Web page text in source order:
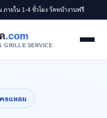
ภายใน 1-4 ชั่วโมง วัดหน้างานฟรี
.com
GRILLE SERVICE
อแหลม